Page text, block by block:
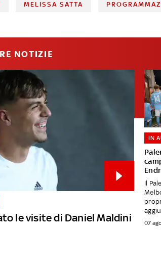
MELISSA SATTA
NOTIZIE
le visite di Daniel Maldini
IN
Il
07